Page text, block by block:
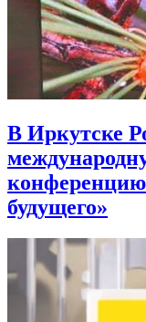
В Иркутске
будущего»